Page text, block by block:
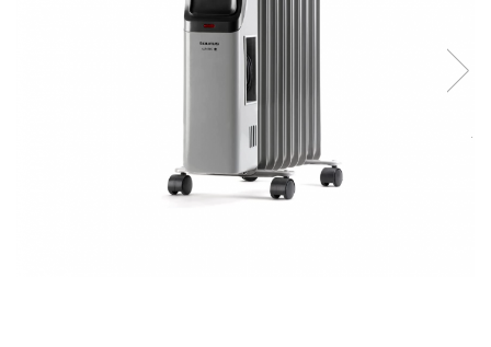
Mobila gradina & terasa